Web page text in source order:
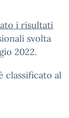
i risultati
svolta
2022.
classificato al